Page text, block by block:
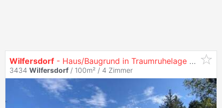
Wilfersdorf - Haus/Baugrund in Traumruhelage mit Fernblick und externer Garage
3434 Wilfersdorf / 100m² / 4 Zimmer